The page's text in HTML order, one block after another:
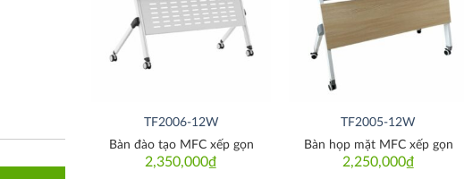
TF2006-12W
2,350,000₫
Bàn đào tạo MFC xếp gọn
TF2005-12W
2,250,000₫
Bàn họp mặt MFC xếp gọn